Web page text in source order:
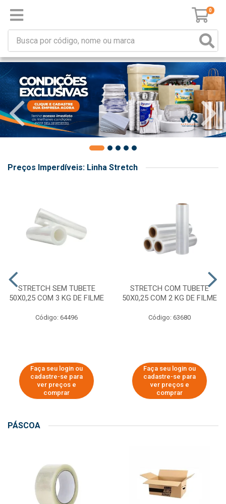
0
Preços Imperdíveis: Linha Stretch
STRETCH SEM TUBETE
50X0,25 COM 3 KG DE FILME
Código: 64496
Faça seu login ou
cadastre-se para
ver preços e
comprar
STRETCH COM TUBETE
50X0,25 COM 2 KG DE FILME
Código: 63680
Faça seu login ou
cadastre-se para
ver preços e
comprar
PÁSCOA